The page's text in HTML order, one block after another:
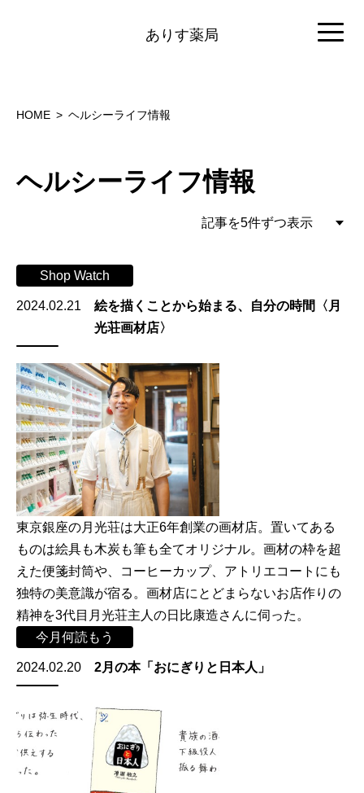
ありす薬局
HOME ヘルシーライフ情報
ヘルシーライフ情報
Shop Watch
2024.02.21
絵を描くことから始まる、自分の時間〈月
光荘画材店〉
東京銀座の⽉光荘は⼤正6年創業の画材店。置いてある
ものは絵具も⽊炭も筆も全てオリジナル。画材の枠を超
えた便箋封筒や、コーヒーカップ、アトリエコートにも
独特の美意識が宿る。画材店にとどまらないお店作りの
精神を3代⽬⽉光荘主⼈の⽇⽐康造さんに伺った。
今月何読もう
2024.02.20 2月の本「おにぎりと日本人」